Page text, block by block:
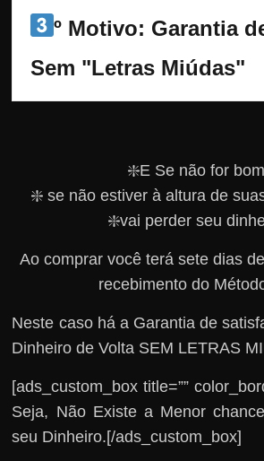
º Motivo: Garantia
Sem "Letras Miúdas"
❇️E Se não for
❇️ se não estiver à altura de
❇️vai perder seu
Ao comprar você terá sete dias
recebimento do
Neste caso há a Garantia de
Dinheiro de Volta SEM LETRAS
[ads_custom_box title=””
Seja, Não Existe a Menor
seu Dinheiro.[/ads_custom_box]